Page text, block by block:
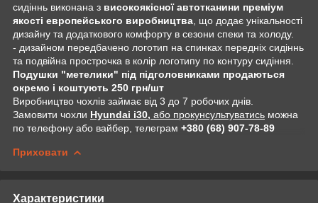
сидіннь виконана з високоякісної автотканини преміум
якості европейського виробництва , що додає унікальності
дизайну та додаткового комфорту в сезони спеки та холоду.
- дизайном передбачено логотип на спинках передніх сидіннь
та подвійна прострочка в колір логотипу по контуру сидіння.
Подушки "метелики" під підголовниками продаються
окремо і коштують 250 грн/шт
Виробництво чохлів займає від 3 до 7 робочих днів.
Замовити чохли Hyundai i30, або прокунсультуватись можна
по телефону або вайбер, телеграм +380 (68) 907-78-89
Приховати
Характеристики